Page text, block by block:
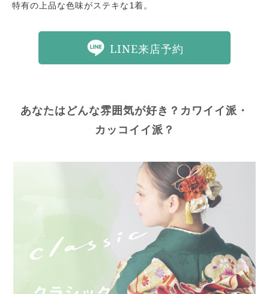
特有の上品な色味がステキな1着。
LINE来店予約
あなたはどんな雰囲気が好き？カワイイ派・
カッコイイ派？